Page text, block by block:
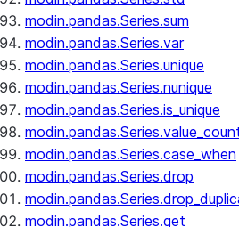
modin.pandas.Series.sum
modin.pandas.Series.var
modin.pandas.Series.unique
modin.pandas.Series.nunique
modin.pandas.Series.is_unique
modin.pandas.Series.case_when
modin.pandas.Series.drop
modin.pandas.Series.get